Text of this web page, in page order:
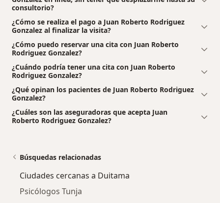
consultorio?
¿Cómo se realiza el pago a Juan Roberto Rodriguez
Gonzalez al finalizar la visita?
¿Cómo puedo reservar una cita con Juan Roberto
Rodriguez Gonzalez?
¿Cuándo podría tener una cita con Juan Roberto
Rodriguez Gonzalez?
¿Qué opinan los pacientes de Juan Roberto Rodriguez
Gonzalez?
¿Cuáles son las aseguradoras que acepta Juan
Roberto Rodriguez Gonzalez?
Búsquedas relacionadas
Ciudades cercanas a Duitama
Psicólogos Tunja